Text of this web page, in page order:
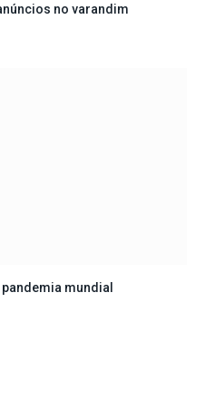
no varandim
mundial